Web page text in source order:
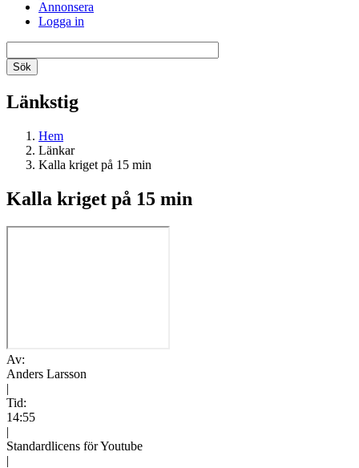
Annonsera
Logga in
Länkstig
Hem
Länkar
Kalla kriget på 15 min
Kalla kriget på 15 min
Av:
Anders Larsson
|
Tid:
14:55
|
Standardlicens för Youtube
|